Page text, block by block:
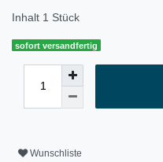
Inhalt 1 Stück
sofort versandfertig
Wunschliste